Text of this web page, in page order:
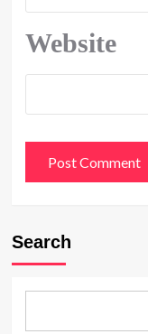
Website
Search